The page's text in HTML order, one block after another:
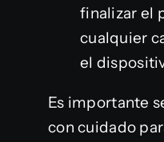
finalizar el
cualquier
el
Es importante
con cuidado